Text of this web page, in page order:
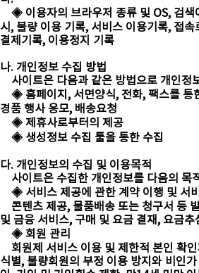
◈ 이용자의 브라우저 종류 및 OS, 검색
시, 불량 이용 기록, 서비스 이용기록, 접
결제기록, 이용정지 기록
나. 개인정보 수집 방법
사이트은 다음과 같은 방법으로 개인정
◈ 홈페이지, 서면양식, 전화, 팩스를 통
경품 행사 응모, 배송요청
◈ 제휴사로부터의 제공
◈ 생성정보 수집 툴을 통한 수집
다. 개인정보의 수집 및 이용목적
사이트은 수집한 개인정보를 다음의 목
◈ 서비스 제공에 관한 계약 이행 및 서
콘텐츠 제공, 물품배송 또는 청구서 등
및 금융 서비스, 구매 및 요금 결재, 요금추
◈ 회원 관리
회원제 서비스 이용 및 제한적 본인 확
식별, 불량회원의 부정 이용 방지와 비인